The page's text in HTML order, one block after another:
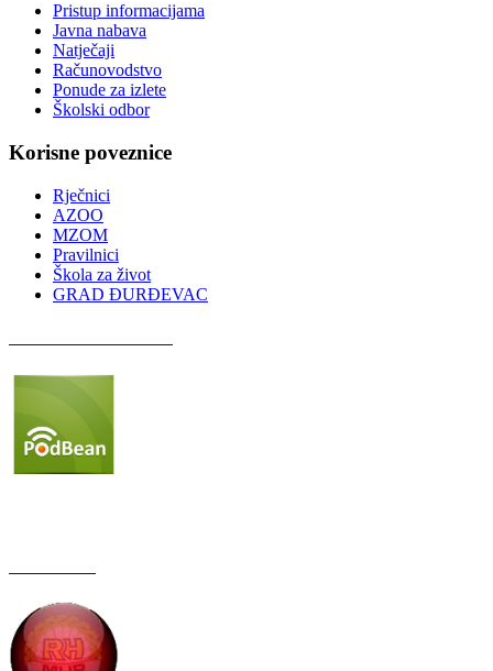
Pristup informacijama
Javna nabava
Natječaji
Računovodstvo
Ponude za izlete
Školski odbor
Korisne poveznice
Rječnici
AZOO
MZOM
Pravilnici
Škola za život
GRAD ĐURĐEVAC